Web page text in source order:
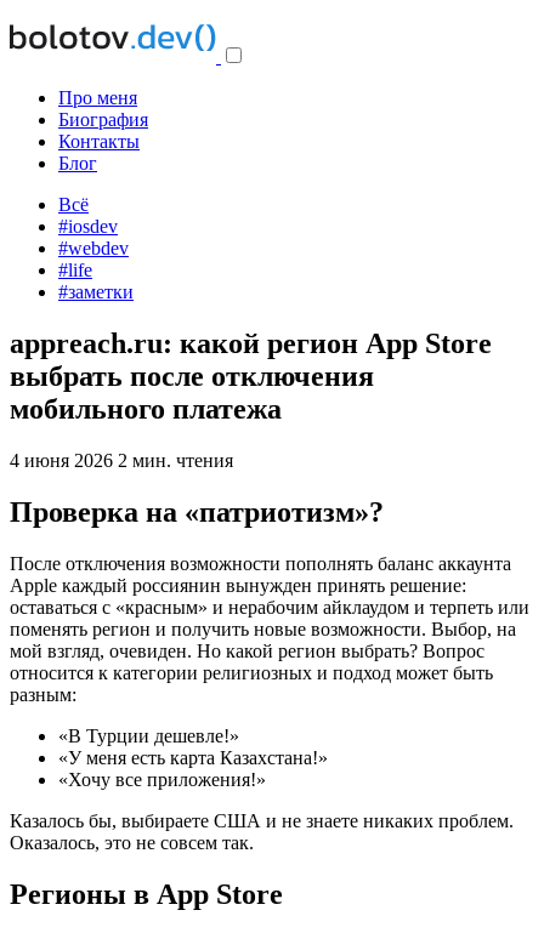
Про меня
Биография
Контакты
Блог
Всё
#iosdev
#webdev
#life
#заметки
appreach.ru: какой регион App Store
выбрать после отключения
мобильного платежа
4 июня 2026 2 мин. чтения
Проверка на «патриотизм»?
После отключения возможности пополнять баланс аккаунта
Apple каждый россиянин вынужден принять решение:
оставаться с «красным» и нерабочим айклаудом и терпеть или
поменять регион и получить новые возможности. Выбор, на
мой взгляд, очевиден. Но какой регион выбрать? Вопрос
относится к категории религиозных и подход может быть
разным:
«В Турции дешевле!»
«У меня есть карта Казахстана!»
«Хочу все приложения!»
Казалось бы, выбираете США и не знаете никаких проблем.
Оказалось, это не совсем так.
Регионы в App Store